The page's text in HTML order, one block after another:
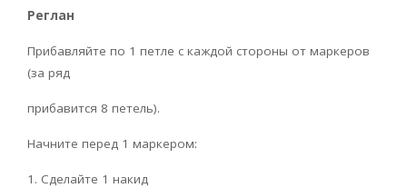
Реглан
Прибавляйте по 1 петле с каждой стороны от маркеров
(за ряд
прибавится 8 петель).
Начните перед 1 маркером:
1. Сделайте 1 накид